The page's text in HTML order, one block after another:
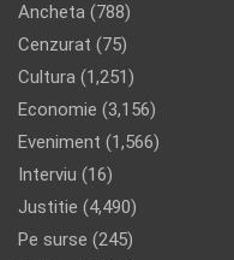
Ancheta (788)
Cenzurat (75)
Cultura (1,251)
Economie (3,156)
Eveniment (1,566)
Interviu (16)
Justitie (4,490)
Pe surse (245)